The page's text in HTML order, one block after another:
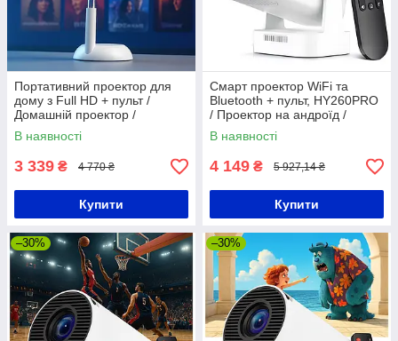
Портативний проектор для
дому з Full HD + пульт /
Домашній проектор /
Мультимедійний проектор
В наявності
3 339 ₴ 4 770 ₴
Купити
Смарт проектор WiFi та
Bluetooth + пульт, HY260PRO
/ Проектор на андроїд /
Портативний проектор для
дому
В наявності
4 149 ₴ 5 927,14 ₴
Купити
–30% –30%